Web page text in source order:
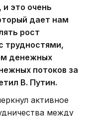
это очень
дает нам
рост
трудностями,
денежных
потоков за
В. Путин.
активное
между